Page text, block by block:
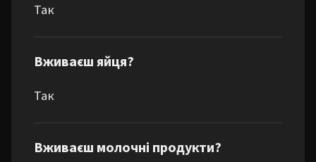
Так
Вживаєш яйця?
Так
Вживаєш молочні продукти?